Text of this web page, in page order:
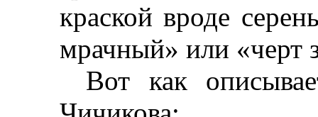
краской вроде
мрачный» или «черт
Вот как